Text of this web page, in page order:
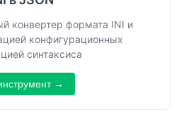
конвертер формата INI и
конфигурационных
синтаксиса
→